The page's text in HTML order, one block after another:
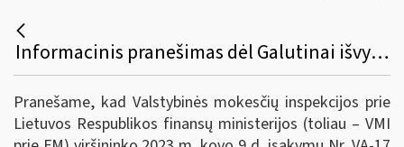
Informacinis pranešimas dėl Galutinai išvykstančio iš Lietuvos gyventojo pajamoms taikomos metinio neapmokestinamojo pajamų dydžio dalies apskaičiavimo aprašo patvirtinimo
Pranešame, kad Valstybinės mokesčių inspekcijos prie
Lietuvos Respublikos finansų ministerijos (toliau – VMI